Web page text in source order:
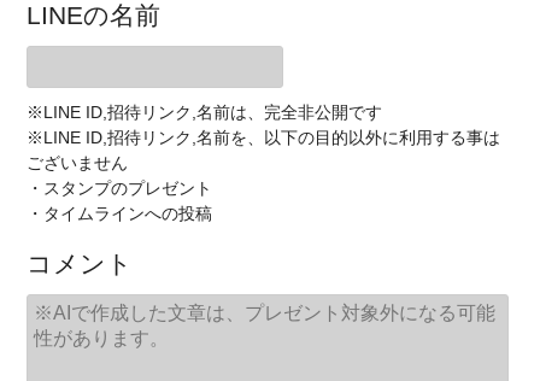
LINEの名前
※LINE ID,招待リンク,名前は、完全非公開です
※LINE ID,招待リンク,名前を、以下の目的以外に利用する事は
ございません
・スタンプのプレゼント
・タイムラインへの投稿
コメント